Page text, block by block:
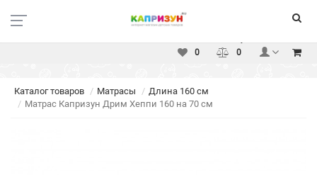
0
0
Каталог товаров Матрасы
Длина 160 см
Матрас Капризун Дрим Хеппи 160 на 70 см